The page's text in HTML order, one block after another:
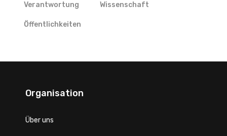
Verantwortung Wissenschaft
Öffentlichkeiten
Organisation
Über uns